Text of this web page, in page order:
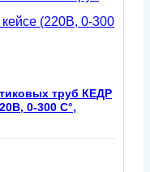
труб КЕДР
0-300 C°,